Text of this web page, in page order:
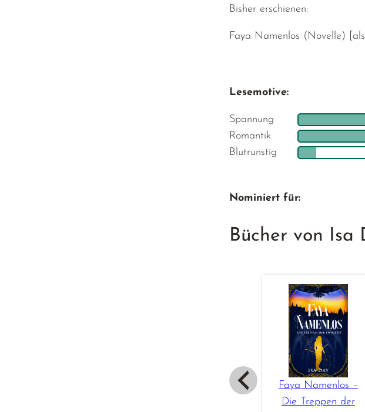
Bisher erschienen:
Faya Namenlos (Novelle)
Lesemotive:
Spannung
Romantik
Blutrunstig
Nominiert für:
Bücher von Isa
Faya Namenlos –
Die Treppen der